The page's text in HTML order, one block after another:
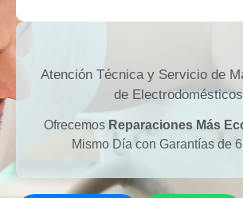
Atención Técnica y Servicio de
de Electrodomésticos
Ofrecemos Reparaciones Más
Mismo Día con Garantías de